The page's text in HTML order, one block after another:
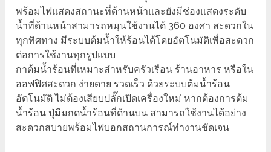
พร้อมไฟแสดงสถานะที่ด้านหน้าและยังมีช่องแสดงระดับ
น้ำที่ด้านหน้าสามารถหมุนใช้งานได้ 360 องศา สะดวกใน
ทุกทิศทาง มีระบบต้มน้ำให้ร้อนได้โดยอัตโนมัติเพื่อสะดวก
ต่อการใช้งานทุกรูปแบบ
กาต้มน้ำร้อนที่เหมาะสำหรับครัวเรือน ร้านอาหาร หรือใน
ออฟฟิศสะดวก ง่ายดาย รวดเร็ว ด้วยระบบต้มน้ำร้อน
อัตโนมัติ ไม่ต้องเสียบปลั๊กเปิดเครื่องใหม่ หากต้องการต้ม
น้ำร้อน ปุ่มีมกดน้ำร้อนที่ด้านบน สามารถใช้งานได้อย่าง
สะดวกสบายพร้อมไฟบอกสถานการณ์ทำงานชัดเจน